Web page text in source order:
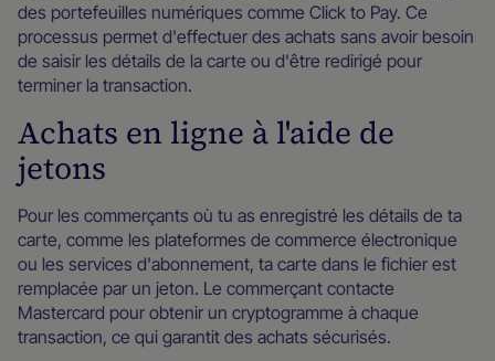
des portefeuilles numériques comme Click to Pay. Ce
processus permet d'effectuer des achats sans avoir besoin
de saisir les détails de la carte ou d'être redirigé pour
terminer la transaction.
Achats en ligne à l'aide de
jetons
Pour les commerçants où tu as enregistré les détails de ta
carte, comme les plateformes de commerce électronique
ou les services d'abonnement, ta carte dans le fichier est
remplacée par un jeton. Le commerçant contacte
Mastercard pour obtenir un cryptogramme à chaque
transaction, ce qui garantit des achats sécurisés.